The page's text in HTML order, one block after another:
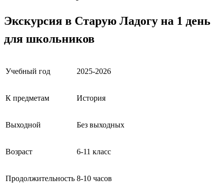
Экскурсия в Старую Ладогу на 1 день
для школьников
Учебный год 2025-2026
К предметам История
Выходной Без выходных
Возраст 6-11 класс
Продолжительность 8-10 часов